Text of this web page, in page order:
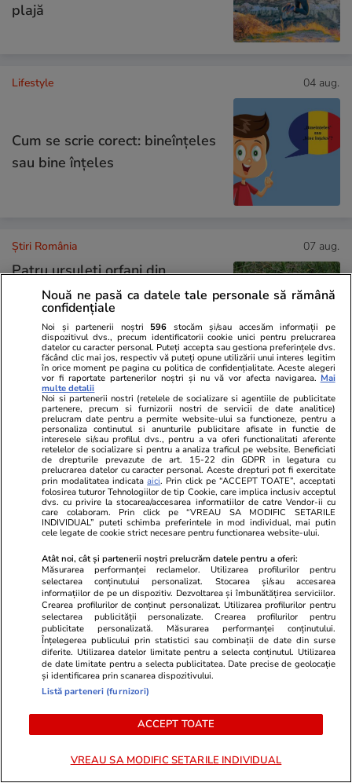
plajă
Lifestyle 04 aug.
Cum se scrie corect: bineînțeles
sau bine înțeles
Știri România 07 aug.
Patru ursuleți orfani din
România au ajuns într-un parc
din Franța. Anita, Alexandra,
Chance și Thomas i-au cucerit
pe francezi
Știri România 07 aug.
Primele gaze din Neptun Deep
au fost deja contractate. Cine
este primul client din România
care a cumpărat în avans
Știri România 07 aug.
O legumă exotică, aclimatizată
în România, va fi vândută în
premieră. Cercetătorii de la
Buzău mizează pe un real
succes
Știri România 07 aug.
Inundarea controlată a primei
Nouă ne pasă ca datele tale personale să rămână
confidențiale
Noi și partenerii noștri 596 stocăm și/sau accesăm informații pe
dispozitivul dvs., precum identificatorii cookie unici pentru prelucrarea
datelor cu caracter personal. Puteți accepta sau gestiona preferințele dvs.
făcând clic mai jos, respectiv vă puteți opune utilizării unui interes legitim
în orice moment pe pagina cu politica de confidențialitate. Aceste alegeri
vor fi raportate partenerilor noștri și nu vă vor afecta navigarea. Mai
multe detalii
Noi si partenerii nostri (retelele de socializare si agentiile de publicitate
partenere, precum si furnizorii nostri de servicii de date analitice)
prelucram date pentru a permite website-ului sa functioneze, pentru a
personaliza continutul si anunturile publicitare afisate in functie de
interesele si/sau profilul dvs., pentru a va oferi functionalitati aferente
retelelor de socializare si pentru a analiza traficul pe website. Beneficiati
de drepturile prevazute de art. 15-22 din GDPR in legatura cu
prelucrarea datelor cu caracter personal. Aceste drepturi pot fi exercitate
prin modalitatea indicataaici. Prin click pe “ACCEPT TOATE”, acceptati
folosirea tuturor Tehnologiilor de tip Cookie, care implica inclusiv acceptul
dvs. cu privire la stocarea/accesarea informatiilor de catre Vendor-ii cu
care colaboram. Prin click pe “VREAU SA MODIFIC SETARILE
INDIVIDUAL” puteti schimba preferintele in mod individual, mai putin
cele legate de cookie strict necesare pentru functionarea website-ului.
Atât noi, cât și partenerii noștri prelucrăm datele pentru a oferi:
Măsurarea performanței reclamelor. Utilizarea profilurilor pentru
selectarea conținutului personalizat. Stocarea și/sau accesarea
informațiilor de pe un dispozitiv. Dezvoltarea și îmbunătățirea serviciilor.
Crearea profilurilor de conținut personalizat. Utilizarea profilurilor pentru
selectarea publicității personalizate. Crearea profilurilor pentru
publicitate personalizată. Măsurarea performanței conținutului.
Înțelegerea publicului prin statistici sau combinații de date din surse
diferite. Utilizarea datelor limitate pentru a selecta conținutul. Utilizarea
de date limitate pentru a selecta publicitatea. Date precise de geolocație
și identificarea prin scanarea dispozitivului.
Listă parteneri (furnizori)
ACCEPT TOATE
VREAU SA MODIFIC SETARILE INDIVIDUAL